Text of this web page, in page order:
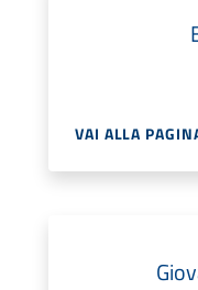
VAI ALLA